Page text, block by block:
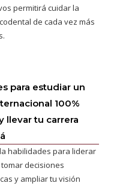
permitirá cuidar la
de cada vez más
para estudiar un
100%
llevar tu carrera
habilidades para liderar
decisiones
y ampliar tu visión